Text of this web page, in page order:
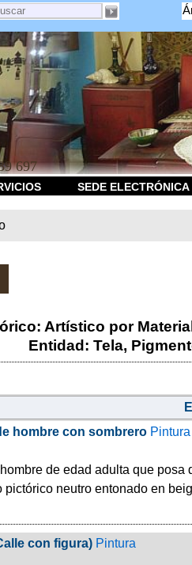
697
SEDE ELECTRÓNICA
Artístico por
Entidad: Tela,
hombre con sombrero Pintura
de edad adulta que
pictórico neutro entonado en
con figura) Pintura